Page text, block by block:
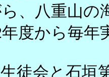
、八重山の
度から毎
徒会と石垣